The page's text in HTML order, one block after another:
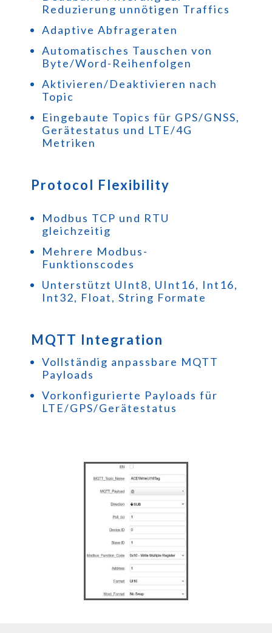
Reduzierung unnötigen Traffics
Adaptive Abfrageraten
Automatisches Tauschen von
Byte/Word-Reihenfolgen
Aktivieren/Deaktivieren nach
Topic
Eingebaute Topics für GPS/GNSS,
Gerätestatus und LTE/4G
Metriken
Protocol Flexibility
Modbus TCP und RTU
gleichzeitig
Mehrere Modbus-
Funktionscodes
Unterstützt UInt8, UInt16, Int16,
Int32, Float, String Formate
MQTT Integration
Vollständig anpassbare MQTT
Payloads
Vorkonfigurierte Payloads für
LTE/GPS/Gerätestatus